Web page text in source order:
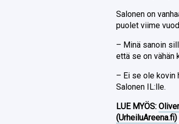
Salonen on
puolet viime
– Minä sanoin
että se on vähän
– Ei se ole kovin
Salonen IL:lle.
LUE MYÖS:
(UrheiluAreena.fi)